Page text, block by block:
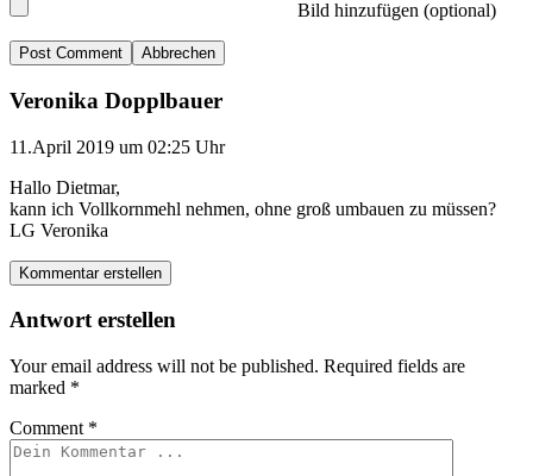
Bild hinzufügen (optional)
Abbrechen
Veronika Dopplbauer
11.April 2019 um 02:25 Uhr
Hallo Dietmar,
kann ich Vollkornmehl nehmen, ohne groß umbauen zu müssen?
LG Veronika
Kommentar erstellen
Antwort erstellen
Your email address will not be published. Required fields are
marked *
Comment *